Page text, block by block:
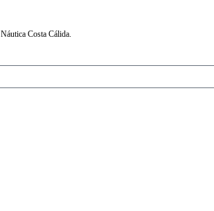
Costa Cálida.